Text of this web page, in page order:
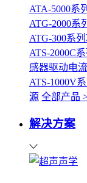
ATA-5000系
ATG-2000系
ATG-300系
ATS-2000C
感器驱动电
ATS-1000V
源 全部产品
解决方案